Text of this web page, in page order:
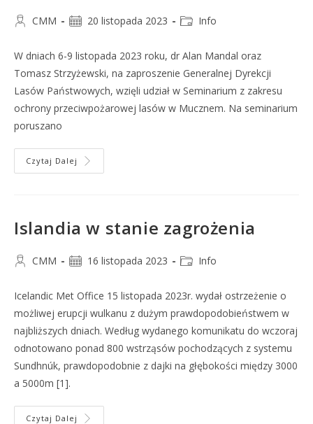
CMM 20 listopada 2023 Info
W dniach 6-9 listopada 2023 roku, dr Alan Mandal oraz
Tomasz Strzyżewski, na zaproszenie Generalnej Dyrekcji
Lasów Państwowych, wzięli udział w Seminarium z zakresu
ochrony przeciwpożarowej lasów w Mucznem. Na seminarium
poruszano
Czytaj Dalej
Islandia w stanie zagrożenia
CMM 16 listopada 2023 Info
Icelandic Met Office 15 listopada 2023r. wydał ostrzeżenie o
możliwej erupcji wulkanu z dużym prawdopodobieństwem w
najbliższych dniach. Według wydanego komunikatu do wczoraj
odnotowano ponad 800 wstrząsów pochodzących z systemu
Sundhnúk, prawdopodobnie z dajki na głębokości między 3000
a 5000m [1].
Czytaj Dalej